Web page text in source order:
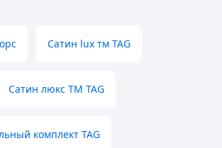
Сатин lux тм TAG
Сатин люкс ТМ TAG
комплект TAG